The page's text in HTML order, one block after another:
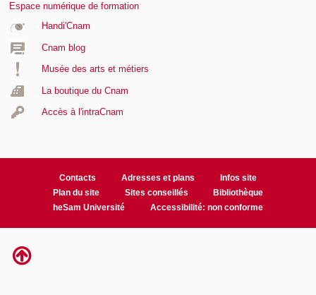
Espace numérique de formation
Handi'Cnam
Cnam blog
Musée des arts et métiers
La boutique du Cnam
Accès à l'intraCnam
Contacts Adresses et plans
Infos site
Plan du site
Sites conseillés
Bibliothèque
heSam Université
Accessibilité: non conforme